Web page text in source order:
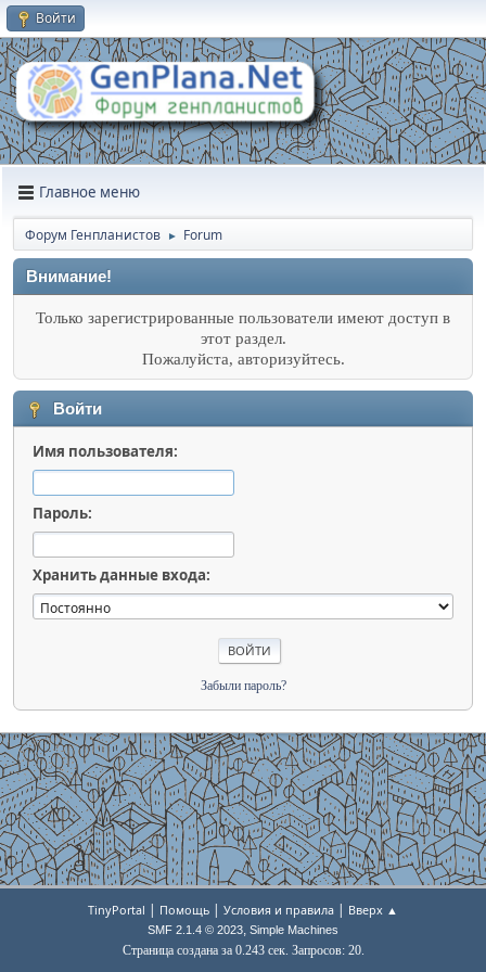
Войти
Главное меню
Форум Генпланистов ► Forum
Внимание!
Только зарегистрированные пользователи имеют доступ в
этот раздел.
Пожалуйста, авторизуйтесь.
Войти
Имя пользователя:
Пароль:
Хранить данные входа:
Забыли пароль?
TinyPortal | Помощь | Условия и правила | Вверх ▲
SMF 2.1.4 © 2023, Simple Machines
Страница создана за 0.243 сек. Запросов: 20.